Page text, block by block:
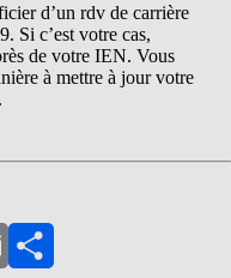
d’un rdv de carrière
Si c’est votre cas,
de votre IEN. Vous
à mettre à jour votre
Partager